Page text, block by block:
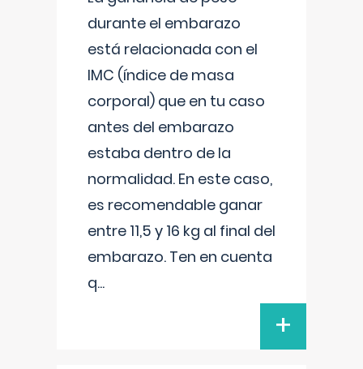
durante el embarazo
está relacionada con el
IMC (índice de masa
corporal) que en tu caso
antes del embarazo
estaba dentro de la
normalidad. En este caso,
es recomendable ganar
entre 11,5 y 16 kg al final del
embarazo. Ten en cuenta
q...
+